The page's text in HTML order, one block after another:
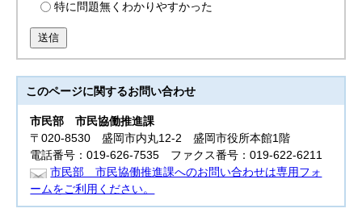
特に問題無くわかりやすかった
送信
このページに関するお問い合わせ
市民部市民協働推進課
〒020-8530 盛岡市内丸12-2 盛岡市役所本館1階
電話番号：019-626-7535 ファクス番号：019-622-6211
市民部 市民協働推進課へのお問い合わせは専用フォ
ームをご利用ください。